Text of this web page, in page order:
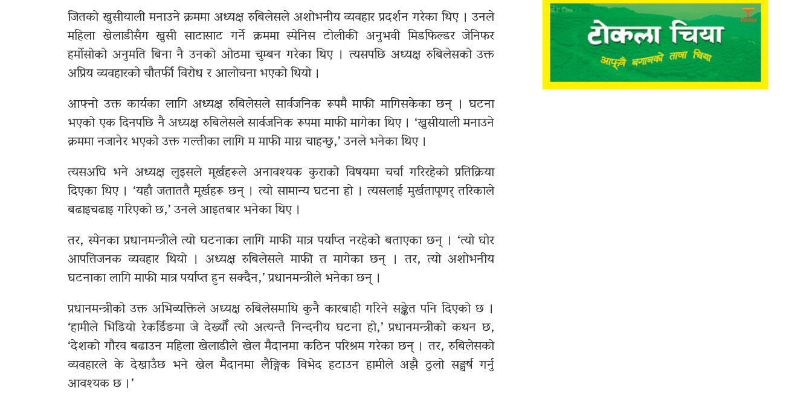
जितको खुसीयाली मनाउने क्रममा अध्यक्ष रुबिलेसले अशोभनीय व्यवहार प्रदर्शन गरेका थिए । उनले
महिला खेलाडीसँग खुसी साटासाट गर्ने क्रममा स्पेनिस टोलीकी अनुभवी मिडफिल्डर जेनिफर
हर्मोसोको अनुमति बिना नै उनको ओठमा चुम्बन गरेका थिए । त्यसपछि अध्यक्ष रुबिलेसको उक्त
अप्रिय व्यवहारको चौतर्फी विरोध र आलोचना भएको थियो ।
आफ्नो उक्त कार्यका लागि अध्यक्ष रुबिलेसले सार्वजनिक रूपमै माफी मागिसकेका छन् । घटना
भएको एक दिनपछि नै अध्यक्ष रुबिलेसले सार्वजनिक रूपमा माफी मागेका थिए । ‘खुसीयाली मनाउने
क्रममा नजानेर भएको उक्त गल्तीका लागि म माफी माग्न चाहन्छु,’ उनले भनेका थिए ।
त्यसअघि भने अध्यक्ष लुइसले मूर्खहरूले अनावश्यक कुराको विषयमा चर्चा गरिरहेको प्रतिक्रिया
दिएका थिए । ‘यहाँ जताततै मूर्खहरू छन् । त्यो सामान्य घटना हो । त्यसलाई मुर्खतापूणर् तरिकाले
बढाइचढाइ गरिएको छ,’ उनले आइतबार भनेका थिए ।
तर, स्पेनका प्रधानमन्त्रीले त्यो घटनाका लागि माफी मात्र पर्याप्त नरहेको बताएका छन् । ‘त्यो घोर
आपत्तिजनक व्यवहार थियो । अध्यक्ष रुबिलेसले माफी त मागेका छन् । तर, त्यो अशोभनीय
घटनाका लागि माफी मात्र पर्याप्त हुन सक्दैन,’ प्रधानमन्त्रीले भनेका छन् ।
प्रधानमन्त्रीको उक्त अभिव्यक्तिले अध्यक्ष रुबिलेसमाथि कुनै कारबाही गरिने सङ्केत पनि दिएको छ ।
‘हामीले भिडियो रेकर्डिङमा जे देख्यौँ त्यो अत्यन्तै निन्दनीय घटना हो,’ प्रधानमन्त्रीको कथन छ,
‘देशको गौरव बढाउन महिला खेलाडीले खेल मैदानमा कठिन परिश्रम गरेका छन् । तर, रुबिलेसको
व्यवहारले के देखाउँछ भने खेल मैदानमा लैङ्गिक विभेद हटाउन हामीले अझै ठुलो सङ्घर्ष गर्नु
आवश्यक छ ।’